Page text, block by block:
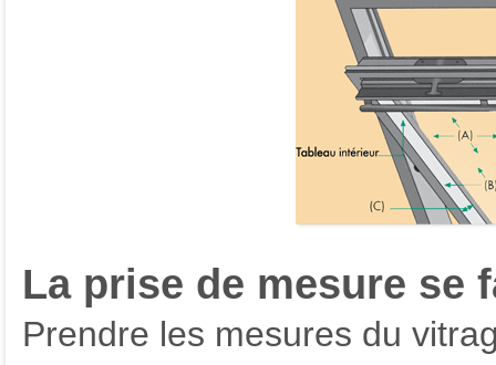
La prise de mesure se
Prendre les mesures du